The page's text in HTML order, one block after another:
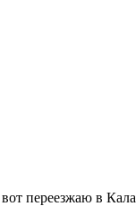
переезжаю в